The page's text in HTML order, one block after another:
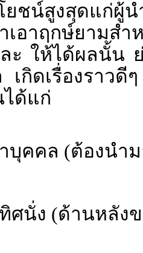
โยชน์สูงสุดแก่
เอาฤกษ์ยามส
ะ ให้ได้ผลนั้น
เกิดเรื่องราว
ได้แก่
บุคคล (ต้องนำ
ศนั่ง (ด้านหลัง